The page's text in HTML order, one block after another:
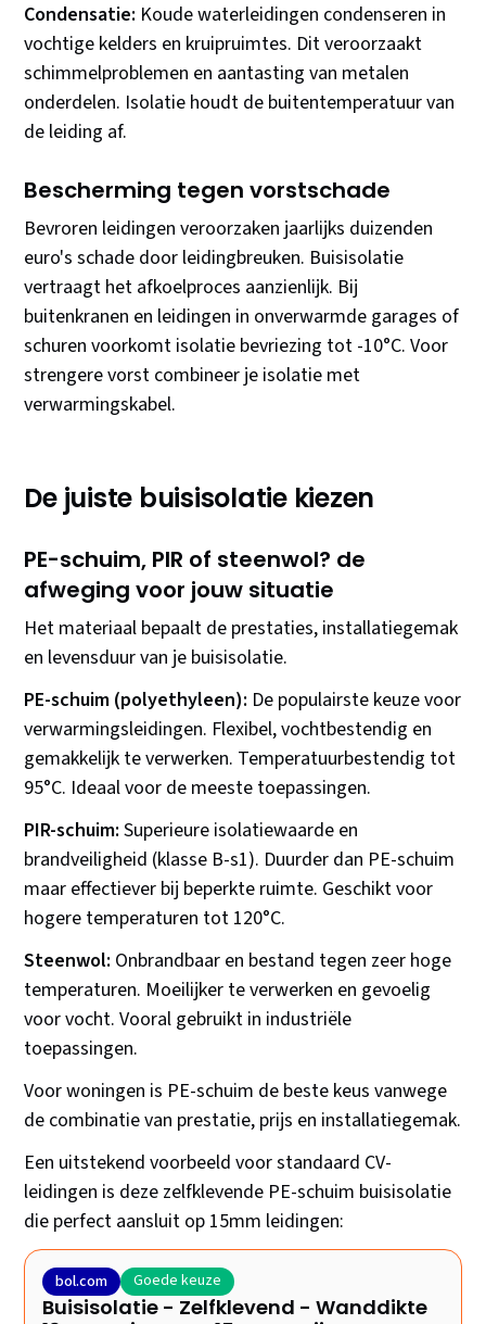
Condensatie: Koude waterleidingen condenseren in
vochtige kelders en kruipruimtes. Dit veroorzaakt
schimmelproblemen en aantasting van metalen
onderdelen. Isolatie houdt de buitentemperatuur van
de leiding af.
Bescherming tegen vorstschade
Bevroren leidingen veroorzaken jaarlijks duizenden
euro's schade door leidingbreuken. Buisisolatie
vertraagt het afkoelproces aanzienlijk. Bij
buitenkranen en leidingen in onverwarmde garages of
schuren voorkomt isolatie bevriezing tot -10°C. Voor
strengere vorst combineer je isolatie met
verwarmingskabel.
De juiste buisisolatie kiezen
PE-schuim, PIR of steenwol? de
afweging voor jouw situatie
Het materiaal bepaalt de prestaties, installatiegemak
en levensduur van je buisisolatie.
PE-schuim (polyethyleen): De populairste keuze voor
verwarmingsleidingen. Flexibel, vochtbestendig en
gemakkelijk te verwerken. Temperatuurbestendig tot
95°C. Ideaal voor de meeste toepassingen.
PIR-schuim: Superieure isolatiewaarde en
brandveiligheid (klasse B-s1). Duurder dan PE-schuim
maar effectiever bij beperkte ruimte. Geschikt voor
hogere temperaturen tot 120°C.
Steenwol: Onbrandbaar en bestand tegen zeer hoge
temperaturen. Moeilijker te verwerken en gevoelig
voor vocht. Vooral gebruikt in industriële
toepassingen.
Voor woningen is PE-schuim de beste keus vanwege
de combinatie van prestatie, prijs en installatiegemak.
Een uitstekend voorbeeld voor standaard CV-
leidingen is deze zelfklevende PE-schuim buisisolatie
die perfect aansluit op 15mm leidingen:
bol.com Goede keuze
Buisisolatie - Zelfklevend - Wanddikte